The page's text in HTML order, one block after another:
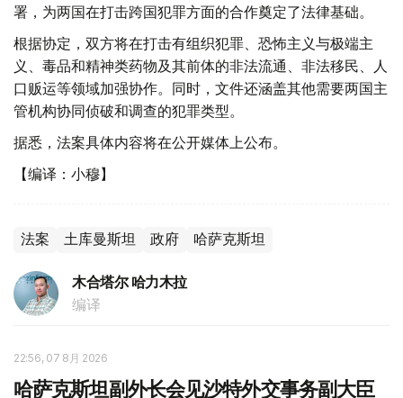
署，为两国在打击跨国犯罪方面的合作奠定了法律基础。
根据协定，双方将在打击有组织犯罪、恐怖主义与极端主
义、毒品和精神类药物及其前体的非法流通、非法移民、人
口贩运等领域加强协作。同时，文件还涵盖其他需要两国主
管机构协同侦破和调查的犯罪类型。
据悉，法案具体内容将在公开媒体上公布。
【编译：小穆】
法案 土库曼斯坦 政府 哈萨克斯坦
木合塔尔 哈力木拉
编译
22:56, 07 8月 2026
哈萨克斯坦副外长会见沙特外交事务副大臣